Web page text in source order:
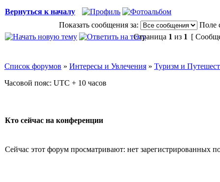
Вернуться к началу
Показать сообщения за:
Поле
Страница 1 из 1 [
Список форумов » Интересы и Увлечения » Туризм и
Часовой пояс: UTC + 10 часов
Кто сейчас на конференции
Сейчас этот форум просматривают: нет зарегистрированных